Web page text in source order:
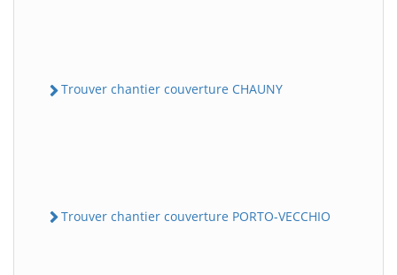
Trouver chantier couverture CHAUNY
Trouver chantier couverture PORTO-VECCHIO